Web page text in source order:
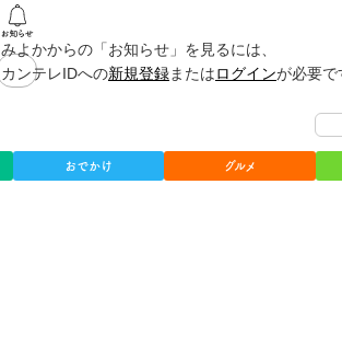
みよかからの「お知らせ」を見るには、
カンテレIDへの新規登録またはログインが必要
おでかけ グルメ